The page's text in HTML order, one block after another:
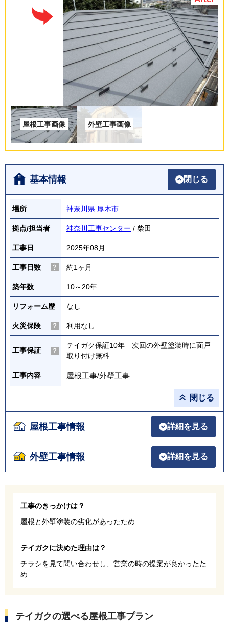
基本情報 閉じる
場所 神奈川県 厚木市
拠点/担当者 神奈川工事センター / 柴田
工事日 2025年08月
工事日数 約1ヶ月
築年数 10～20年
リフォーム歴 なし
火災保険 利用なし
工事保証
テイガク保証10年 次回の外壁塗装時に面戸
取り付け無料
工事内容 屋根工事/外壁工事
閉じる
屋根工事情報 詳細を見る
外壁工事情報 詳細を見る
工事のきっかけは？
屋根と外壁塗装の劣化があったため
テイガクに決めた理由は？
チラシを見て問い合わせし、営業の時の提案が良かったた
め
テイガクの選べる屋根工事プラン